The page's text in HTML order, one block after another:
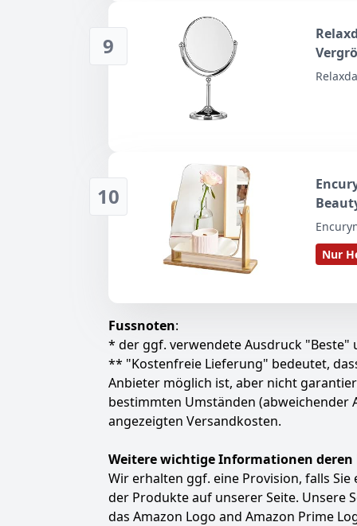
9
Up
10
Nur
Fussnoten:
* der ggf. verwendete Ausdruck "Beste"
** "Kostenfreie Lieferung" bedeutet,
Anbieter möglich ist, aber nicht
bestimmten Umständen (abweichender
angezeigten Versandkosten.
Weitere wichtige Informationen
Wir erhalten ggf. eine Provision, falls
der Produkte auf unserer Seite. Unsere
das Amazon Logo and Amazon Prime